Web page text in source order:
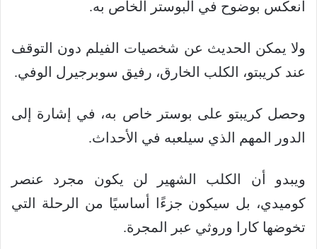
انعكس بوضوح في البوستر الخاص به.
ولا يمكن الحديث عن شخصيات الفيلم دون التوقف
عند كريبتو، الكلب الخارق، رفيق سوبرجيرل الوفي.
وحصل كريبتو على بوستر خاص به، في إشارة إلى
الدور المهم الذي سيلعبه في الأحداث.
ويبدو أن الكلب الشهير لن يكون مجرد عنصر
كوميدي، بل سيكون جزءًا أساسيًا من الرحلة التي
تخوضها كارا وروثي عبر المجرة.